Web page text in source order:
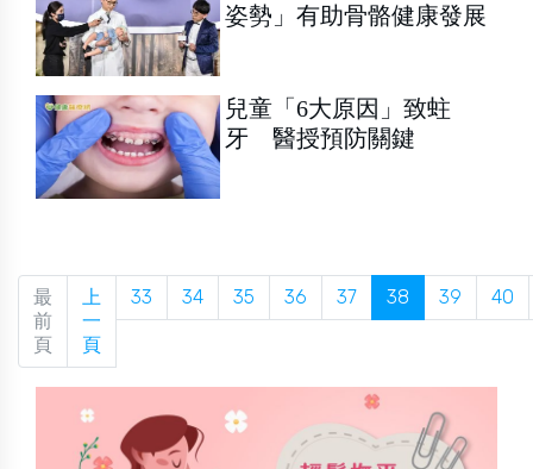
姿勢」有助骨骼健康發展
兒童「6大原因」致蛀
牙 醫授預防關鍵
最
前
頁
上
一
頁
33 34 35 36 37 38 39 40